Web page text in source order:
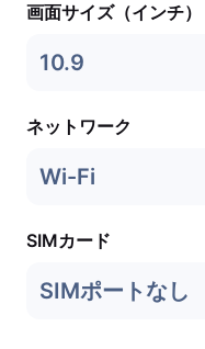
画面サイズ（インチ）
10.9
ネットワーク
Wi-Fi
SIMカード
SIMポートなし